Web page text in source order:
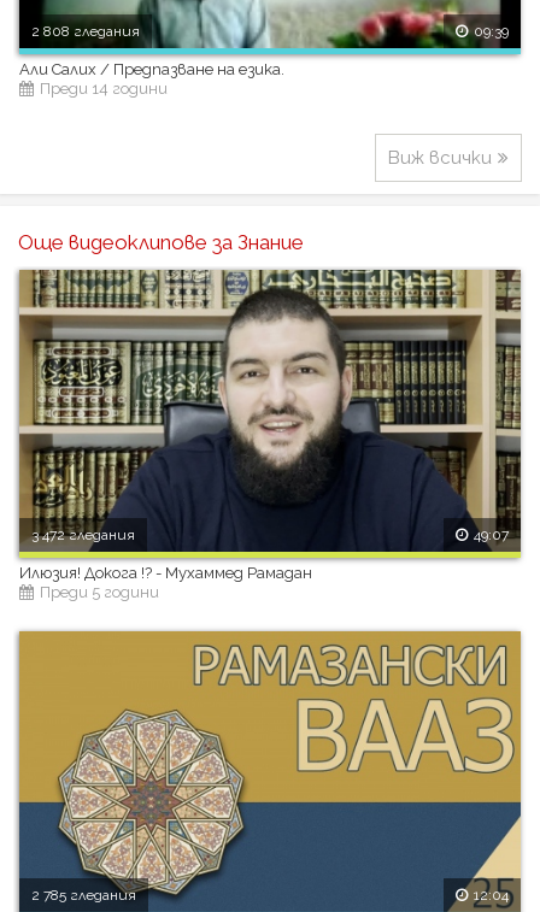
2 808 гледания 09:39
Али Салих / Предпазване на езика.
Преди 14 години
Виж всички
Още видеоклипове за Знание
3 472 гледания 49:07
Илюзия! Докога !? - Мухаммед Рамадан
Преди 5 години
2 785 гледания 12:04